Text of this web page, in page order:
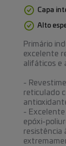
Capa
Alto
Primário
excelente
alifáticos e
-
reticulado
-
epóxi-
resistência